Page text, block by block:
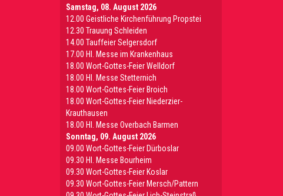
Samstag, 08. August 2026
12.00 Geistliche Kirchenführung Propstei
12.30 Trauung Schleiden
14.00 Tauffeier Selgersdorf
17.00 Hl. Messe im Krankenhaus
18.00 Wort-Gottes-Feier Welldorf
18.00 Hl. Messe Stetternich
18.00 Wort-Gottes-Feier Broich
18.00 Wort-Gottes-Feier Niederzier-
Krauthausen
18.00 Hl. Messe Overbach Barmen
Sonntag, 09. August 2026
09.00 Wort-Gottes-Feier Dürboslar
09.30 HI. Messe Bourheim
09.30 Wort-Gottes-Feier Koslar
09.30 Wort-Gottes-Feier Mersch/Pattern